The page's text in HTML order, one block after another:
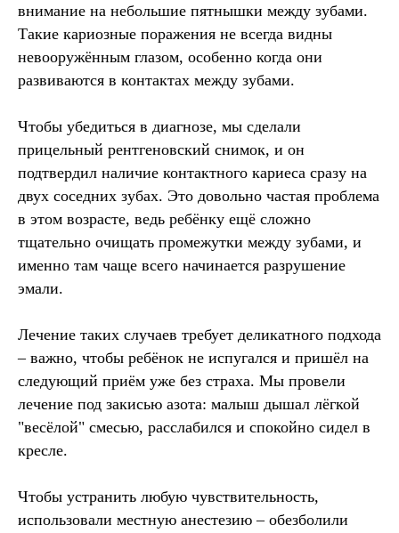
внимание на небольшие пятнышки между зубами.
Такие кариозные поражения не всегда видны
невооружённым глазом, особенно когда они
развиваются в контактах между зубами.
Чтобы убедиться в диагнозе, мы сделали
прицельный рентгеновский снимок, и он
подтвердил наличие контактного кариеса сразу на
двух соседних зубах. Это довольно частая проблема
в этом возрасте, ведь ребёнку ещё сложно
тщательно очищать промежутки между зубами, и
именно там чаще всего начинается разрушение
эмали.
Лечение таких случаев требует деликатного подхода
– важно, чтобы ребёнок не испугался и пришёл на
следующий приём уже без страха. Мы провели
лечение под закисью азота: малыш дышал лёгкой
"весёлой" смесью, расслабился и спокойно сидел в
кресле.
Чтобы устранить любую чувствительность,
использовали местную анестезию – обезболили